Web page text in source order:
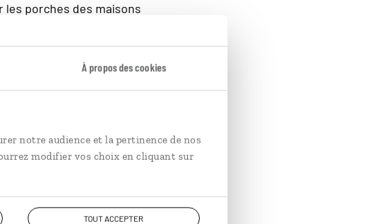
À propos des cookies
notre audience et la pertinence de nos
modifier vos choix en cliquant sur
TOUT ACCEPTER
porches des maisons